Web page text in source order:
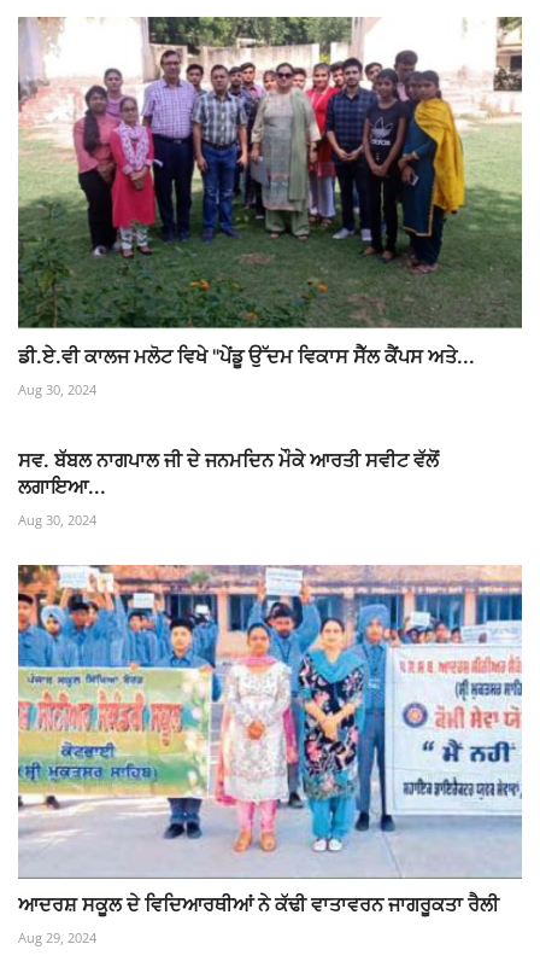
ਡੀ.ਏ.ਵੀ ਕਾਲਜ ਮਲੋਟ ਵਿਖੇ "ਪੇਂਡੂ ਉੱਦਮ ਵਿਕਾਸ ਸੈੱਲ ਕੈਂਪਸ ਅਤੇ...
Aug 30, 2024
ਸਵ. ਬੱਬਲ ਨਾਗਪਾਲ ਜੀ ਦੇ ਜਨਮਦਿਨ ਮੌਕੇ ਆਰਤੀ ਸਵੀਟ ਵੱਲੋਂ
ਲਗਾਇਆ...
Aug 30, 2024
ਆਦਰਸ਼ ਸਕੂਲ ਦੇ ਵਿਦਿਆਰਥੀਆਂ ਨੇ ਕੱਢੀ ਵਾਤਾਵਰਨ ਜਾਗਰੂਕਤਾ ਰੈਲੀ
Aug 29, 2024